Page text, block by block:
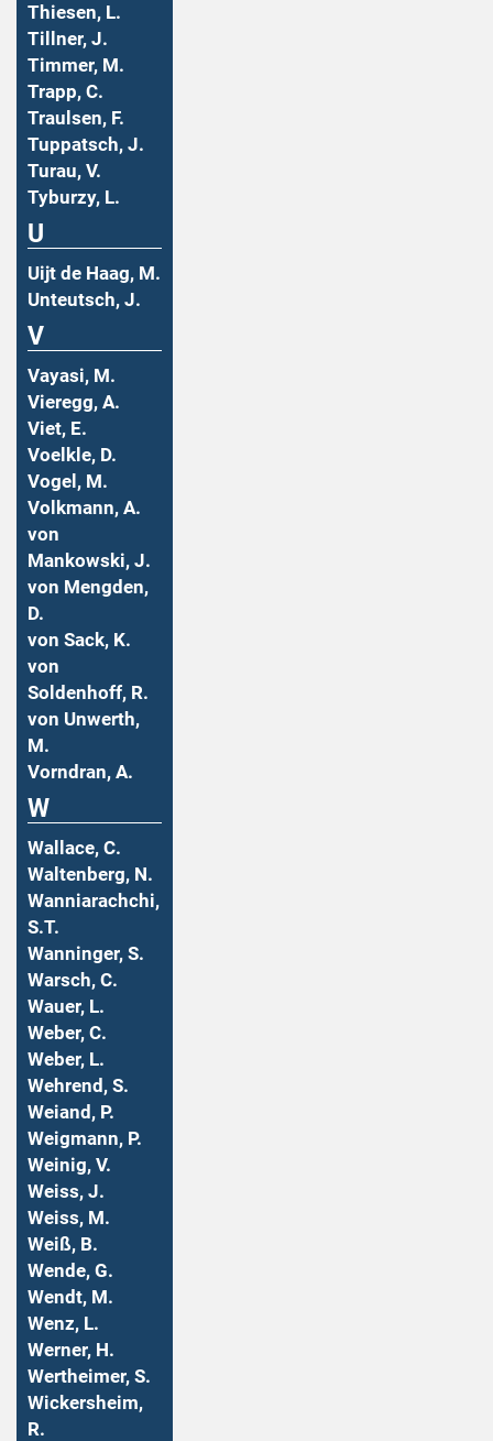
Thiesen, L.
Tillner, J.
Timmer, M.
Trapp, C.
Traulsen, F.
Tuppatsch, J.
Turau, V.
Tyburzy, L.
U
Uijt de Haag, M.
Unteutsch, J.
V
Vayasi, M.
Vieregg, A.
Viet, E.
Voelkle, D.
Vogel, M.
Volkmann, A.
von
Mankowski, J.
von Mengden,
D.
von Sack, K.
von
Soldenhoff, R.
von Unwerth,
M.
Vorndran, A.
W
Wallace, C.
Waltenberg, N.
Wanniarachchi,
S.T.
Wanninger, S.
Warsch, C.
Wauer, L.
Weber, C.
Weber, L.
Wehrend, S.
Weiand, P.
Weigmann, P.
Weinig, V.
Weiss, J.
Weiss, M.
Weiß, B.
Wende, G.
Wendt, M.
Wenz, L.
Werner, H.
Wertheimer, S.
Wickersheim,
R.